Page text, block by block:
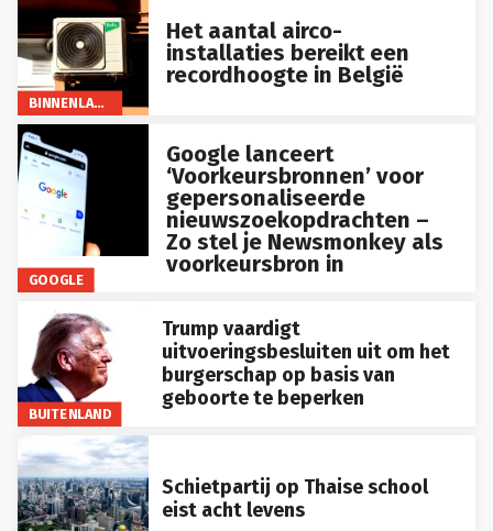
BINNENLAND
Het aantal airco-
installaties bereikt een
recordhoogte in België
GOOGLE
Google lanceert
‘Voorkeursbronnen’ voor
gepersonaliseerde
nieuwszoekopdrachten –
Zo stel je Newsmonkey als
voorkeursbron in
BUITENLAND
Trump vaardigt
uitvoeringsbesluiten uit om het
burgerschap op basis van
geboorte te beperken
Schietpartij op Thaise school
eist acht levens